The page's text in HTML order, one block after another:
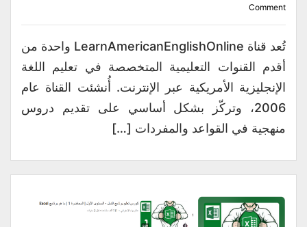
Comment
تُعد قناة LearnAmericanEnglishOnline واحدة من
أقدم القنوات التعليمية المتخصصة في تعليم اللغة
الإنجليزية الأمريكية عبر الإنترنت. أُنشئت القناة عام
2006، وتركّز بشكل أساسي على تقديم دروس
منهجية في القواعد والمفردات […]